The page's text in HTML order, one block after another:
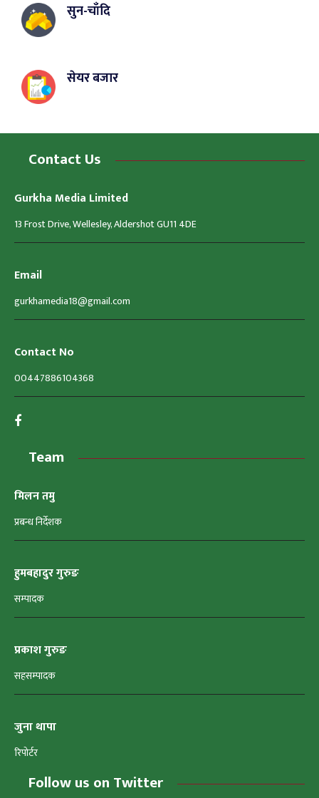
सुन-चाँदि
सेयर बजार
Contact Us
Gurkha Media Limited
13 Frost Drive, Wellesley, Aldershot GU11 4DE
Email
gurkhamedia18@gmail.com
Contact No
00447886104368
Team
मिलन तमु
प्रबन्ध निर्देशक
हुमबहादुर गुरुङ
सम्पादक
प्रकाश गुरुङ
सहसम्पादक
जुना थापा
रिपोर्टर
Follow us on Twitter